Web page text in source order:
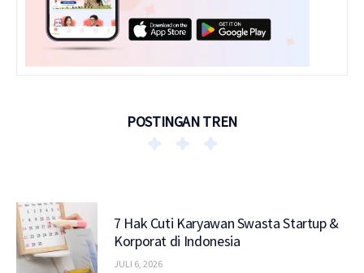
POSTINGAN TREN
7 Hak Cuti Karyawan Swasta Startup &
Korporat di Indonesia
JULI 6, 2026